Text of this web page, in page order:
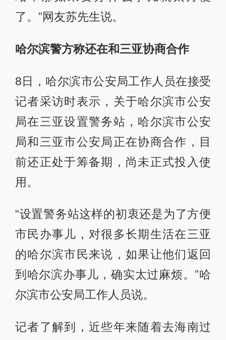
了。”网友苏先生说。
哈尔滨警方称还在和三亚协商合作
8日，哈尔滨市公安局工作人员在接受
记者采访时表示，关于哈尔滨市公安
局在三亚设置警务站，哈尔滨市公安
局和三亚市公安局正在协商合作，目
前还正处于筹备期，尚未正式投入使
用。
“设置警务站这样的初衷还是为了方便
市民办事儿，对很多长期生活在三亚
的哈尔滨市民来说，如果让他们返回
到哈尔滨办事儿，确实太过麻烦。”哈
尔滨市公安局工作人员说。
记者了解到，近些年来随着去海南过